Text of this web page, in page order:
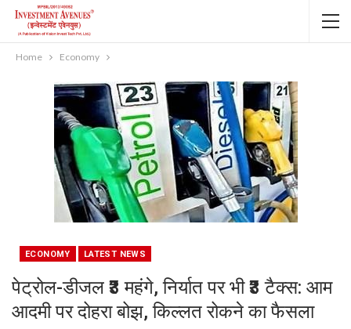
Home Economy
ECONOMY LATEST NEWS
पेट्रोल-डीजल ₹3 महंगे, निर्यात पर भी ₹3 टैक्स: आम
आदमी पर दोहरा बोझ, किल्लत रोकने का फैसला